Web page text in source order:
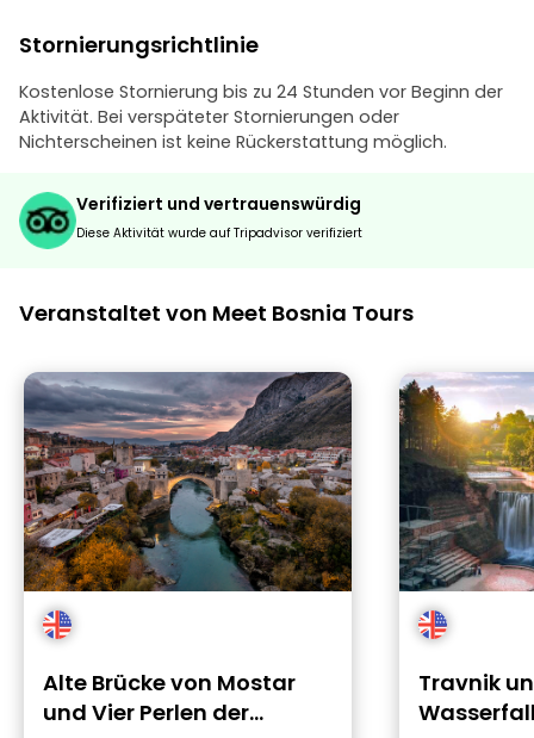
Stornierungsrichtlinie
Kostenlose Stornierung bis zu 24 Stunden vor Beginn der
Aktivität. Bei verspäteter Stornierungen oder
Nichterscheinen ist keine Rückerstattung möglich.
Verifiziert und vertrauenswürdig
Diese Aktivität wurde auf Tripadvisor verifiziert
Veranstaltet von Meet Bosnia Tours
Alte Brücke von Mostar
und Vier Perlen der
Travnik